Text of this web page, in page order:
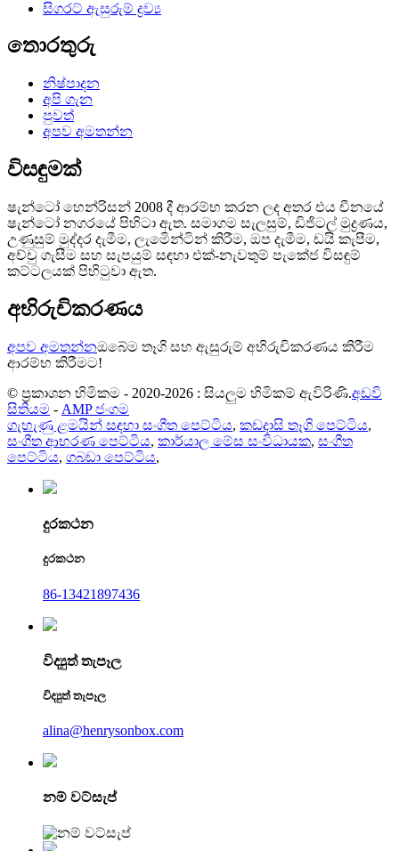
සිගරට් ඇසුරුම් ද්‍රව්‍ය
තොරතුරු
නිෂ්පාදන
අපි ගැන
පුවත්
අපව අමතන්න
විසඳුමක්
ෂැන්ටෝ හෙන්රිසන් 2008 දී ආරම්භ කරන ලද අතර එය චීනයේ
ෂැන්ටෝ නගරයේ පිහිටා ඇත. සමාගම සැලසුම්, ඩිජිටල් මුද්‍රණය,
උණුසුම් මුද්දර දැමීම, ලැමිෙන්ටින් කිරීම, ඔප දැමීම, ඩයි කැපීම,
අච්චු ගැසීම සහ සැපයුම් සඳහා එක්-නැවතුම් පැකේජ විසඳුම්
කට්ටලයක් පිහිටුවා ඇත.
අභිරුචිකරණය
අපව අමතන්නඔබේම තෑගි සහ ඇසුරුම් අභිරුචිකරණය කිරීම
ආරම්භ කිරීමට!
© ප්‍රකාශන හිමිකම - 2020-2026 : සියලුම හිමිකම් ඇවිරිණි.අඩවි
සිතියම - AMP ජංගම
ගැහැණු ළමයින් සඳහා සංගීත පෙට්ටිය, කඩදාසි තෑගි පෙට්ටිය,
සංගීත ආභරණ පෙට්ටිය, කාර්යාල මේස සංවිධායක, සංගීත
පෙට්ටිය, ගබඩා පෙට්ටිය,
දුරකථන
දුරකථන
86-13421897436
විද්‍යුත් තැපෑල
විද්‍යුත් තැපෑල
alina@henrysonbox.com
නම් වට්සැප්